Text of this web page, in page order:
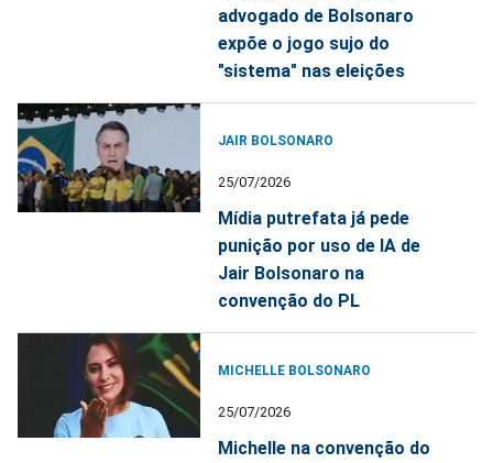
advogado de Bolsonaro
expõe o jogo sujo do
"sistema" nas eleições
JAIR BOLSONARO
25/07/2026
Mídia putrefata já pede
punição por uso de IA de
Jair Bolsonaro na
convenção do PL
MICHELLE BOLSONARO
25/07/2026
Michelle na convenção do